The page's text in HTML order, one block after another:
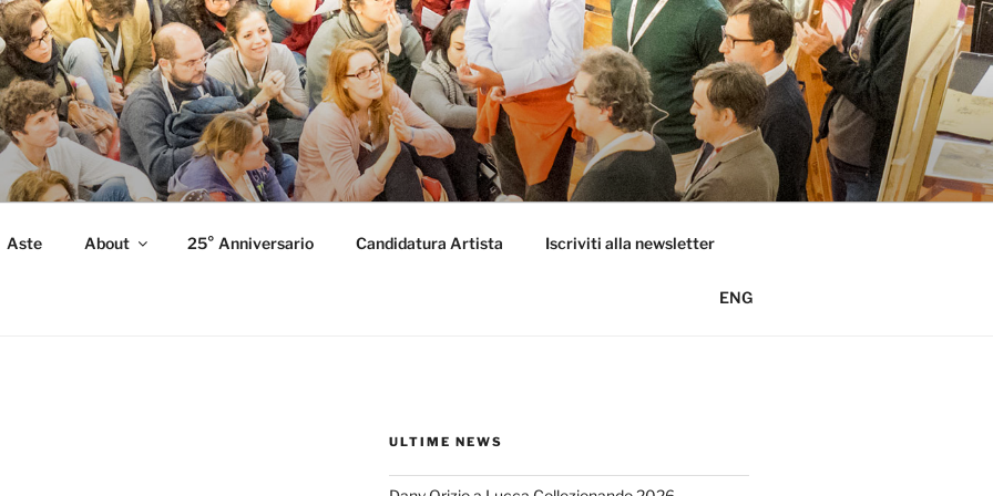
Aste About 25° Anniversario Candidatura Artista Iscriviti alla newsletter
ENG
ULTIME NEWS